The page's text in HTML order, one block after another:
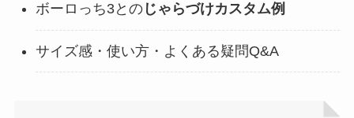
ボーロっち3とのじゃらづけカスタム例
サイズ感・使い方・よくある疑問Q&A